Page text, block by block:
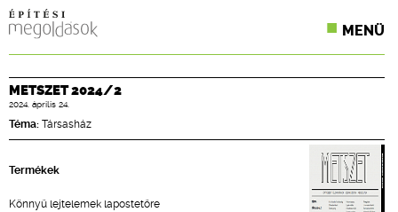
MENÜ
METSZET 2024/2
2024. április 24.
Téma: Társasház
Termékek
Könnyű lejtelemek lapostetőre